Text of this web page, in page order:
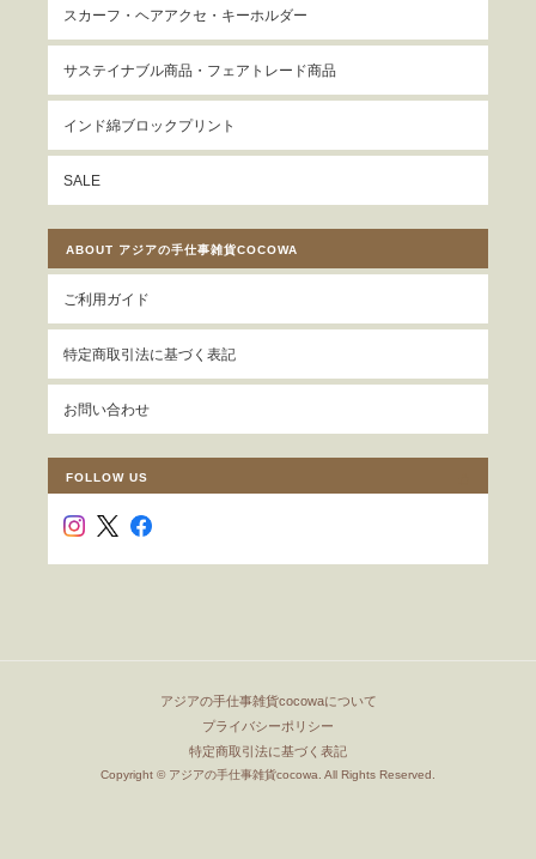
スカーフ・ヘアアクセ・キーホルダー
サステイナブル商品・フェアトレード商品
インド綿ブロックプリント
SALE
ABOUT アジアの手仕事雑貨COCOWA
ご利用ガイド
特定商取引法に基づく表記
お問い合わせ
FOLLOW US
アジアの手仕事雑貨cocowaについて
プライバシーポリシー
特定商取引法に基づく表記
Copyright © アジアの手仕事雑貨cocowa. All Rights Reserved.